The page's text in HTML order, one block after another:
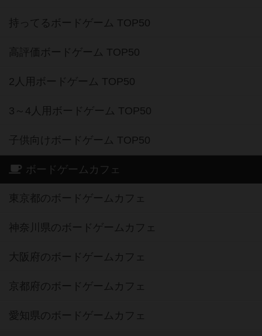
持ってるボードゲーム TOP50
高評価ボードゲーム TOP50
2人用ボードゲーム TOP50
3～4人用ボードゲーム TOP50
子供向けボードゲーム TOP50
ボードゲームカフェ
東京都のボードゲームカフェ
神奈川県のボードゲームカフェ
大阪府のボードゲームカフェ
京都府のボードゲームカフェ
愛知県のボードゲームカフェ